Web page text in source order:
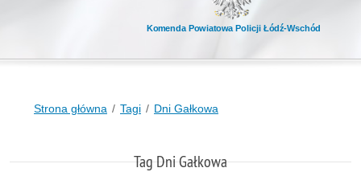
Komenda Powiatowa Policji Łódź-Wschód
Strona główna Tagi Dni Gałkowa
Tag Dni Gałkowa